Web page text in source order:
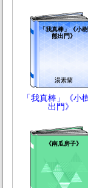
「我真棒」《小樹
熊出門》
湯素蘭
「我真棒」《小
出門》
《南瓜房子》